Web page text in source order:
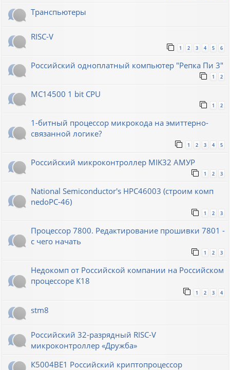
Транспьютеры
RISC-V
1 2 3 4 5 6
Российский одноплатный компьютер "Репка Пи 3"
1 2
MC14500 1 bit CPU
1 2
1-битный процессор микрокода на эмиттерно-
связанной логике?
1 2 3 4 5
Российский микроконтроллер MIK32 АМУР
1 2 3
National Semiconductor's HPC46003 (строим комп
nedoPC-46)
1 2 3
Процессор 7800. Редактирование прошивки 7801 -
с чего начать
1 2 3
Недокомп от Российской компании на Российском
процессоре К18
1 2 3 4
stm8
Российский 32-разрядный RISC-V
микроконтроллер «Дружба»
К5004ВЕ1 Российский криптопроцессор